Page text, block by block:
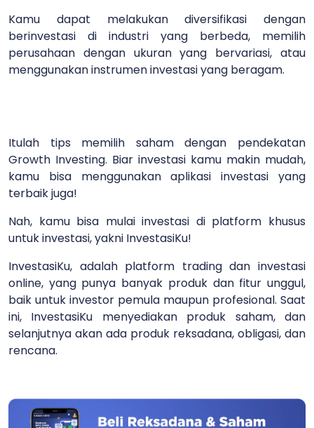
Kamu dapat melakukan diversifikasi dengan
berinvestasi di industri yang berbeda, memilih
perusahaan dengan ukuran yang bervariasi, atau
menggunakan instrumen investasi yang beragam.
Itulah tips memilih saham dengan pendekatan
Growth Investing. Biar investasi kamu makin mudah,
kamu bisa menggunakan aplikasi investasi yang
terbaik juga!
Nah, kamu bisa mulai investasi di platform khusus
untuk investasi, yakni InvestasiKu!
InvestasiKu, adalah platform trading dan investasi
online, yang punya banyak produk dan fitur unggul,
baik untuk investor pemula maupun profesional. Saat
ini, InvestasiKu menyediakan produk saham, dan
selanjutnya akan ada produk reksadana, obligasi, dan
rencana.